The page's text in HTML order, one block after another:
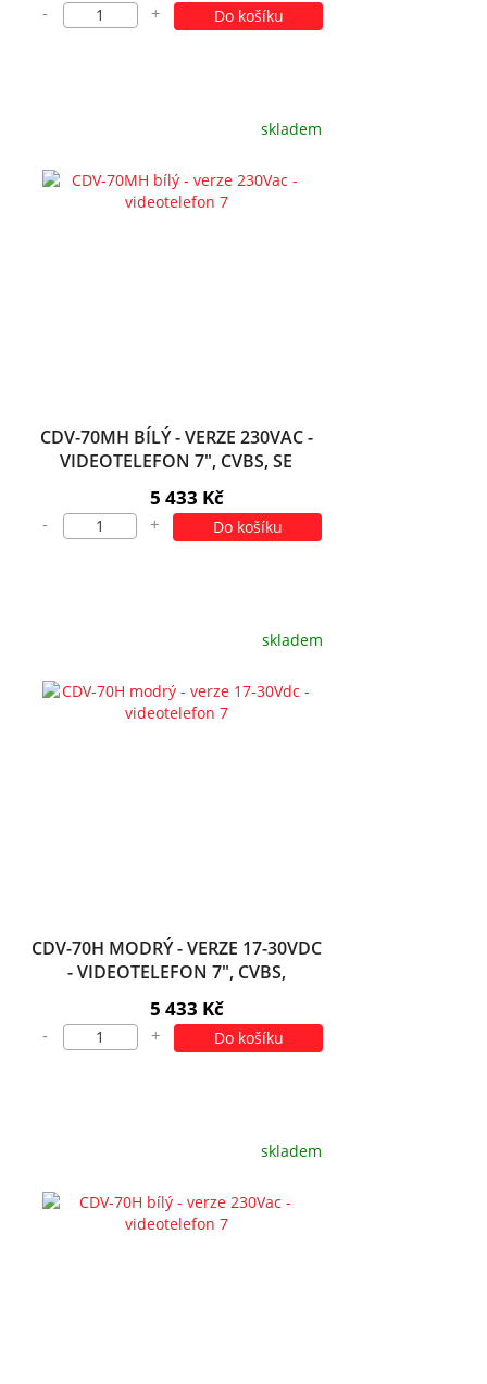
- + Do košíku
skladem
CDV-70MH BÍLÝ - VERZE 230VAC -
VIDEOTELEFON 7", CVBS, SE
SLUCH., 2 VST.
5 433 Kč
- + Do košíku
skladem
CDV-70H MODRÝ - VERZE 17-30VDC
- VIDEOTELEFON 7", CVBS,
HANDSFREE, 1 VST.
5 433 Kč
- + Do košíku
skladem